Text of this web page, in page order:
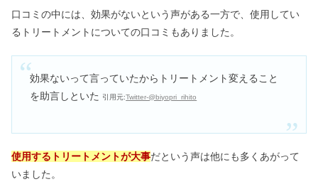
口コミの中には、効果がないという声がある一方で、使用してい
るトリートメントについての口コミもありました。
効果ないって言っていたからトリートメント変えること
を助言しといた
引用元:Twitter-@biyopri_rihito
使用するトリートメントが大事だという声は他にも多くあがって
いました。